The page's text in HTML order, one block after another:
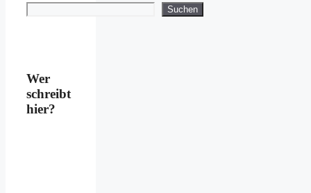
Suchen
Wer
schreibt
hier?